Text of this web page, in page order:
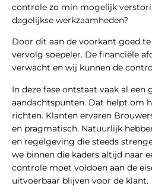
controle zo min mogelijk
dagelijkse werkzaamheden?
Door dit aan de voorkant goed
vervolg soepeler. De financiële
verwacht en wij kunnen de
In deze fase ontstaat vaak al een
aandachtspunten. Dat helpt om
richten. Klanten ervaren
en pragmatisch. Natuurlijk
en regelgeving die steeds
we binnen die kaders altijd naar
controle moet voldoen aan de
uitvoerbaar blijven voor de klant.